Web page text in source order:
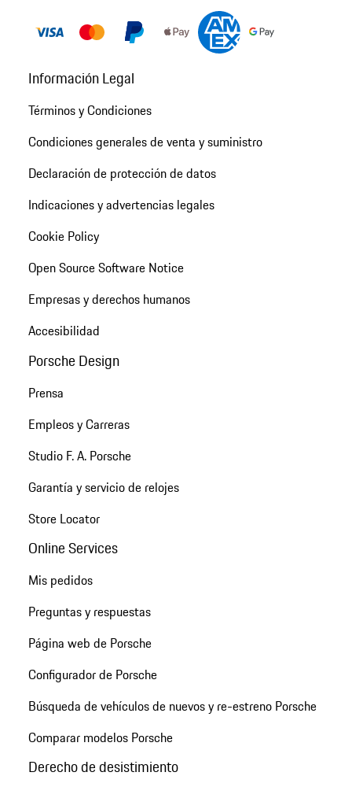
Información Legal
Términos y Condiciones
Condiciones generales de venta y suministro
Declaración de protección de datos
Indicaciones y advertencias legales
Cookie Policy
Open Source Software Notice
Empresas y derechos humanos
Accesibilidad
Porsche Design
Prensa
Empleos y Carreras
Studio F. A. Porsche
Garantía y servicio de relojes
Store Locator
Online Services
Mis pedidos
Preguntas y respuestas
Página web de Porsche
Configurador de Porsche
Búsqueda de vehículos de nuevos y re-estreno Porsche
Comparar modelos Porsche
Derecho de desistimiento